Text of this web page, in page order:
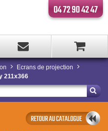
04 72 90 42 47
Ecrans de projection
211x366
RETOUR AU CATALOGUE